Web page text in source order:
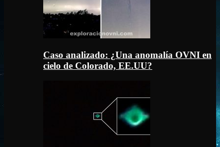
Caso analizado: ¿Una anomalía OVNI en
cielo de Colorado, EE.UU?